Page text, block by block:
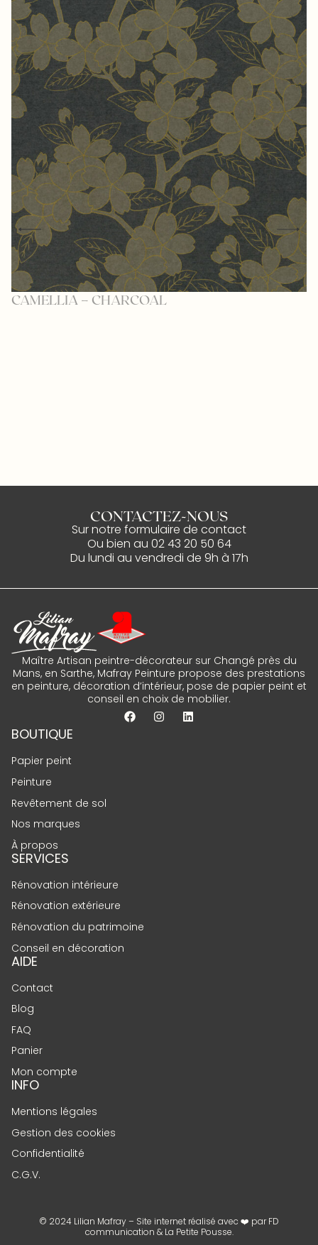
CAMELLIA – CHARCOAL
CONTACTEZ-NOUS
Sur notre formulaire de contact
Ou bien au 02 43 20 50 64
Du lundi au vendredi de 9h à 17h
Maître Artisan peintre-décorateur sur Changé près du
Mans, en Sarthe, Mafray Peinture propose des prestations
en peinture, décoration d’intérieur, pose de papier peint et
conseil en choix de mobilier.
BOUTIQUE
Papier peint
Peinture
Revêtement de sol
Nos marques
À propos
SERVICES
Rénovation intérieure
Rénovation extérieure
Rénovation du patrimoine
Conseil en décoration
AIDE
Contact
Blog
FAQ
Panier
Mon compte
INFO
Mentions légales
Gestion des cookies
Confidentialité
C.G.V.
© 2024 Lilian Mafray – Site internet réalisé avec ❤️ parFD
communication & La Petite Pousse.